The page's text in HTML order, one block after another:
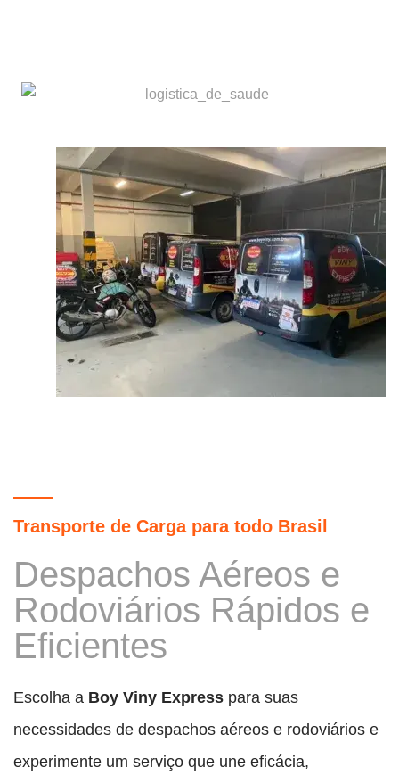
Transporte de Carga para todo Brasil
Despachos Aéreos e
Rodoviários Rápidos e
Eficientes
Escolha a Boy Viny Express para suas
necessidades de despachos aéreos e rodoviários e
experimente um serviço que une eficácia,